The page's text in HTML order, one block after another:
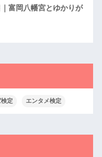
富岡八幡宮とゆかりが
定 エンタメ検定